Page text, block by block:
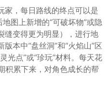
家，每日路线的终点可以是
图上新增的“可破坏物”或隐
缝变得更为明显），进行地
本中“盘丝洞”和“火焰山”区
光点”或“珍玩”材料。每天花
积累下来，对角色成长的帮